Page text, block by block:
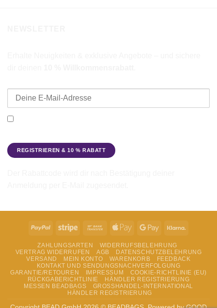
PayPal Stripe
Bank
Apple
Google
ZAHLUNGSARTEN
WIDERRUFSBELEHRUNG
VERTRAG WIDERRUFEN
AGB
DATENSCHUTZBELEHRUNG
VERSAND
MEIN KONTO WARENKORB
FEEDBACK
KONTAKT UND SENDUNGSNACHVERFOLGUNG
GARANTIE/RETOUREN
IMPRESSUM
COOKIE-RICHTLINIE (EU)
RÜCKGABERICHTLINIE
HÄNDLER REGISTRIERUNG
MESSEN BEADBAGS
GROSSHANDEL-INTERNATIONAL
HÄNDLER REGISTRIERUNG